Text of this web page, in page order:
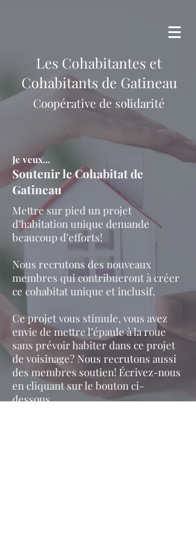
Les Cohabitantes et
Cohabitants de Gatineau
Coopérative de solidarité
Je veux...
Soutenir le Cohabitat de
Gatineau
Mettre sur pied un projet
d’habitation unique demande
beaucoup d’efforts!
Nous recrutons des nouveaux
membres qui contribueront à créer
ce cohabitat unique et inclusif.
Ce projet vous stimule, vous avez
envie de mettre l’épaule à la roue
sans prévoir habiter dans ce projet
de voisinage? Nous recrutons aussi
des membres soutien! Écrivez-nous
en cliquant sur le bouton ci-
dessous.